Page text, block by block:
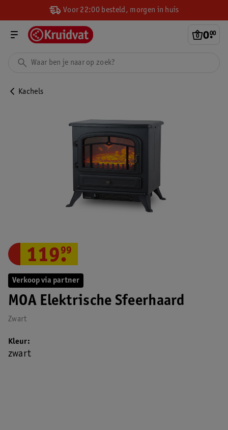
Voor 22:00 besteld, morgen in huis
0.
00
Kachels
Verkoop via partner
MOA Elektrische Sfeerhaard
Zwart
119.
99
Kleur
zwart